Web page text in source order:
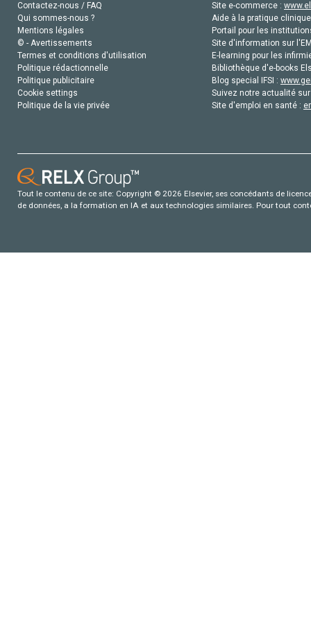
Contactez-nous / FAQ
Qui sommes-nous ?
Mentions légales
© - Avertissements
Termes et conditions d'utilisation
Politique rédactionnelle
Politique publicitaire
Cookie settings
Politique de la vie privée
Site e-commerce :
Aide à la pratique
Portail pour les
Site d'information sur
E-learning pour les
Bibliothèque d'e-books
Blog special IFSI :
Suivez notre actualité
Site d'emploi en santé :
Tout le contenu de ce site: Copyright © 2026 Elsevier, ses concédants de
de données, a la formation en IA et aux technologies similaires. Pour tout